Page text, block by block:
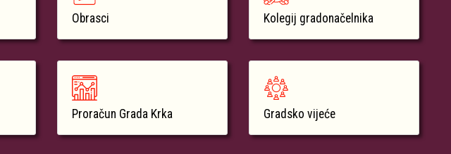
Obrasci
Proračun Grada Krka
Kolegij gradonačelnika
Gradsko vijeće